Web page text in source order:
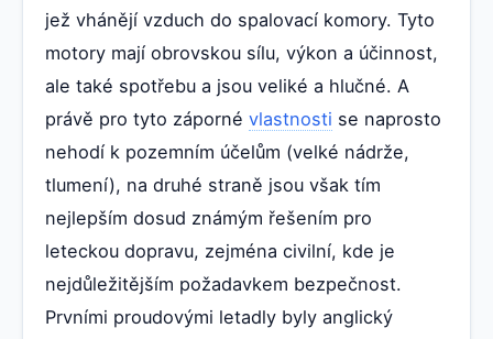
jež vhánějí vzduch do spalovací komory. Tyto
motory mají obrovskou sílu, výkon a účinnost,
ale také spotřebu a jsou veliké a hlučné. A
právě pro tyto záporné vlastnosti se naprosto
nehodí k pozemním účelům (velké nádrže,
tlumení), na druhé straně jsou však tím
nejlepším dosud známým řešením pro
leteckou dopravu, zejména civilní, kde je
nejdůležitějším požadavkem bezpečnost.
Prvními proudovými letadly byly anglický